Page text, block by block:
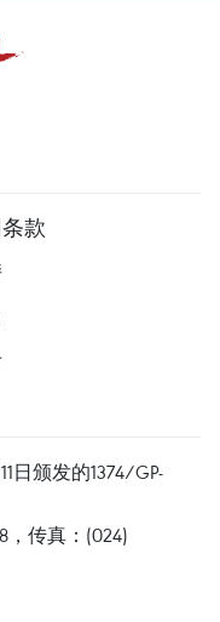
款
日颁发的1374/GP-
，传真：(024)